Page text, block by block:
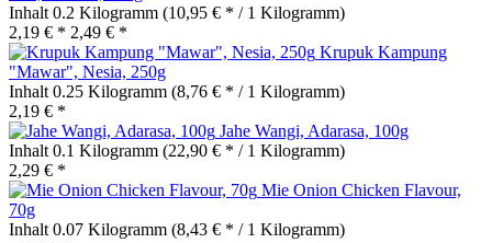
Inhalt 0.2 Kilogramm (10,95 € * / 1 Kilogramm)
2,19 € * 2,49 € *
Krupuk Kampung
"Mawar", Nesia, 250g
Inhalt 0.25 Kilogramm (8,76 € * / 1 Kilogramm)
2,19 € *
Jahe Wangi, Adarasa, 100g
Inhalt 0.1 Kilogramm (22,90 € * / 1 Kilogramm)
2,29 € *
Mie Onion Chicken Flavour,
70g
Inhalt 0.07 Kilogramm (8,43 € * / 1 Kilogramm)